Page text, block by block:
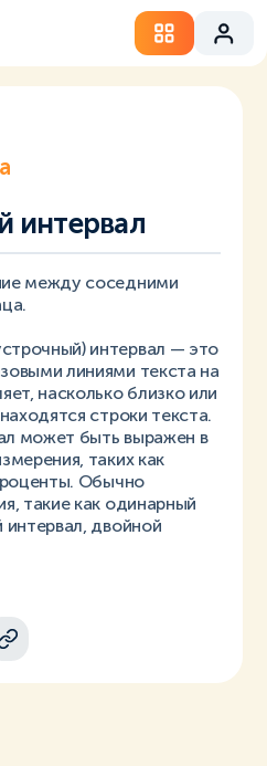
интервал
между соседними
интервал — это
линиями текста на
насколько близко или
строки текста.
может быть выражен в
таких как
Обычно
такие как одинарный
интервал, двойной